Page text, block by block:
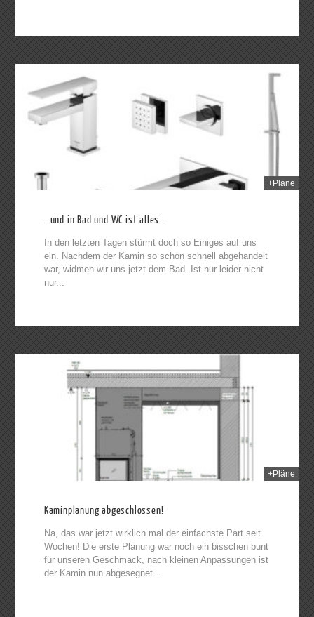
+Pläne
…und in Bad und WC ist alles…
In den letzten Tagen stürmt doch so Einiges auf uns
ein. Nachdem der Kamin so schön schnell abgehandelt
war, widmen wir uns jetzt dem Bad. Ist nur leider nicht
nur...
+Pläne
Kaminplanung abgeschlossen!
Na, das war jetzt wirklich mal der einfachste Part seit
Wochen! Die erste Planung war noch ein bisschen bunt
für unseren Geschmack, nach kleinen Anpassungen ist
der Kamin nun abgesegnet...